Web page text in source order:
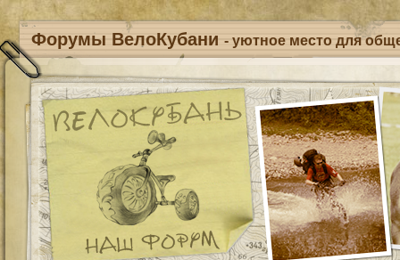
Форумы ВелоКубани - уютное место для